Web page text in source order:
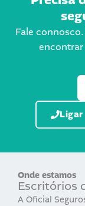
Fale
encontrar
Ligar
Onde estamos
Escritórios
A Oficial